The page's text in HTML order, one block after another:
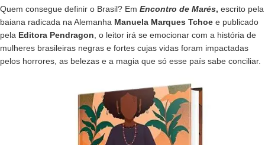
Quem consegue definir o Brasil? Em Encontro de Marés, escrito pela
baiana radicada na Alemanha Manuela Marques Tchoe e publicado
pela Editora Pendragon , o leitor irá se emocionar com a história de
mulheres brasileiras negras e fortes cujas vidas foram impactadas
pelos horrores, as belezas e a magia que só esse país sabe conciliar.